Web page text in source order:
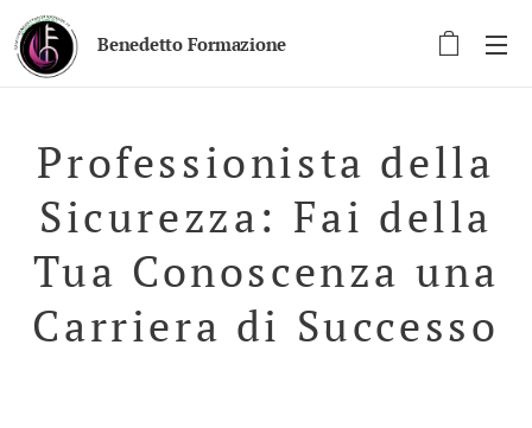
Benedetto Formazione
Professionista della
Sicurezza: Fai della
Tua Conoscenza una
Carriera di Successo